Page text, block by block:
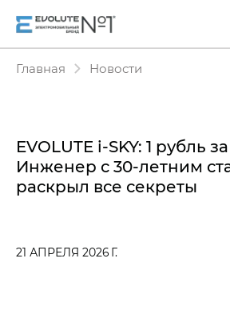
Главная Новости
EVOLUTE i‑SKY: 1 рубль
Инженер с 30-летним
раскрыл все секреты
21 АПРЕЛЯ 2026 Г.